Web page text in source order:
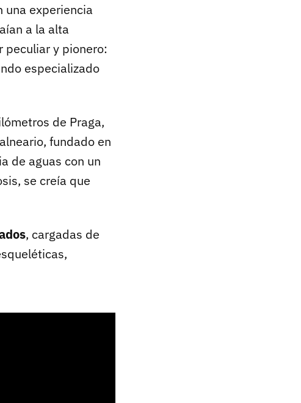
una experiencia
a la alta
peculiar y pionero:
especializado
de Praga,
fundado en
de aguas con un
se creía que
, cargadas de